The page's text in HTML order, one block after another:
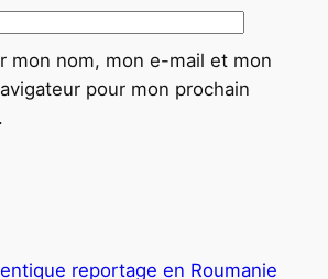
mon nom, mon e-mail et mon
pour mon prochain